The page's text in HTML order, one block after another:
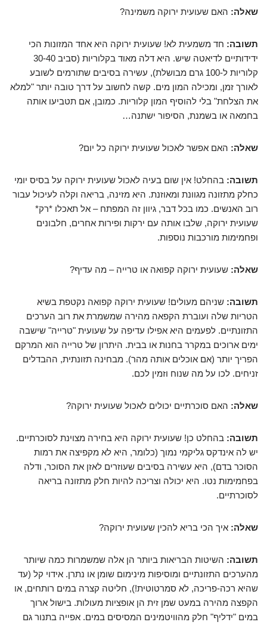
שאלה: האם שעועית ירוקה משמינה?
תשובה: חד משמעית לא! שעועית ירוקה היא אחד המזונות הכי
ידידותיים לדיאטה שיש. היא דלה מאוד בקלוריות (סביב 30-40
קלוריות ל-100 גרם מבושלת), עשירה בסיבים שתורמים לשובע
לאורך זמן, ומכילה המון מים. קשה לחשוב על דרך טובה יותר "למלא
את הצלחת" בלי להוסיף המון קלוריות. כמובן, אם תטביעו אותה
בחמאה או בשמנת, הסיפור ישתנה…
שאלה: האם אפשר לאכול שעועית ירוקה כל יום?
תשובה: בהחלט! אין שום בעיה לאכול שעועית ירוקה על בסיס יומי
כחלק מתזונה מגוונת ומאוזנת. היא מזינה, בריאה וקלה לעיכול עבור
רוב האנשים. כמו בכל דבר, גיוון זה המפתח – אל תאכלו *רק*
שעועית ירוקה, שלבו אותה עם ירקות ופירות אחרים, חלבונים
ופחמימות מורכבות נוספות.
שאלה: שעועית ירוקה קפואה או טרייה – מה עדיף?
תשובה: שניהם מעולים! שעועית ירוקה קפואה נקטפת בשיא
הטריות שלה ועוברת הקפאה מהירה שמשמרת את רוב הערכים
התזונתיים. לפעמים היא אפילו עדיפה על שעועית "טרייה" שישבה
ימים ארוכים במקרר בחנות או בבית. היתרון של טרייה הוא המרקם
הפריך יותר (אם אוכלים אותה מהר). מבחינה תזונתית, ההבדלים
זניחים. לכו על מה שנוח וזמין לכם.
שאלה: האם סוכרתיים יכולים לאכול שעועית ירוקה?
תשובה: בהחלט כן! שעועית ירוקה היא בחירה מצוינת לסוכרתיים.
יש לה אינדקס גליקמי נמוך (כלומר, היא לא מקפיצה את רמות
הסוכר בדם), היא עשירה בסיבים שעוזרים לאזן את הסוכר, ודלה
בפחמימות נטו. היא יכולה וצריכה להיות חלק מתזונה בריאה
לסוכרתיים.
שאלה: איך הכי בריא להכין שעועית ירוקה?
תשובה: השיטות הבריאות ביותר הן אלה שמשמרות כמה שיותר
מהערכים התזונתיים ומוסיפות מינימום שומן או נתרן. אידוי קל (עד
שהיא רכה-פריכה, לא סמרטוטית!), חליטה קצרה במים רותחים, או
הקפצה מהירה במעט שמן זית הן אופציות מעולות. בישול ארוך
במים "ידליף" חלק מהוויטמינים המסיסים במים. אפייה בתנור גם